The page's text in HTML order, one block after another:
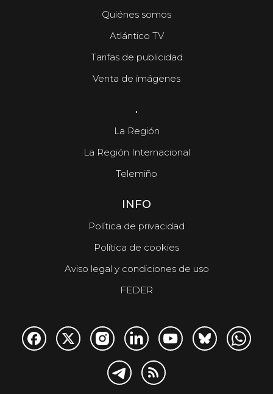
Quiénes somos
Atlántico TV
Tarifas de publicidad
Venta de imágenes
.
La Región
La Región Internacional
Telemiño
INFO
Política de privacidad
Política de cookies
Aviso legal y condiciones de uso
FEDER